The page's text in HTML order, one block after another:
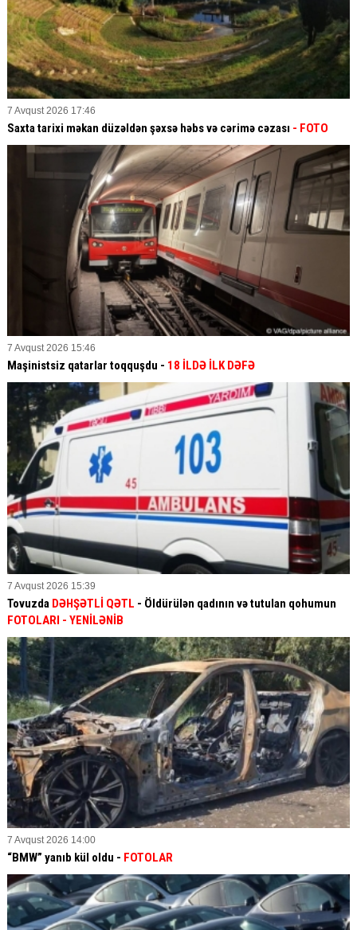
7 Avqust 2026 17:46
Saxta tarixi məkan düzəldən şəxsə həbs və cərimə cəzası - FOTO
7 Avqust 2026 15:46
Maşinistsiz qatarlar toqquşdu - 18 İLDƏ İLK DƏFƏ
7 Avqust 2026 15:39
Tovuzda DƏHŞƏTLİ QƏTL - Öldürülən qadının və tutulan qohumun
FOTOLARI - YENİLƏNİB
7 Avqust 2026 14:00
“BMW” yanıb kül oldu - FOTOLAR